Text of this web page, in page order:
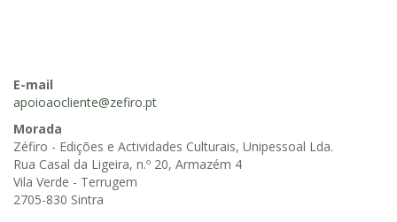
E-mail
apoioaocliente@zefiro.pt
Morada
Zéfiro - Edições e Actividades Culturais, Unipessoal Lda.
Rua Casal da Ligeira, n.º 20, Armazém 4
Vila Verde - Terrugem
2705-830 Sintra